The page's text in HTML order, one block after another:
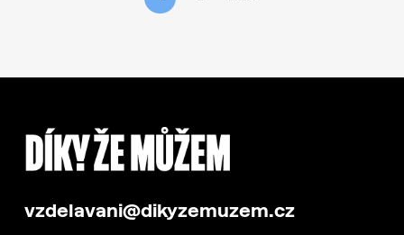
vzdelavani@dikyzemuzem.cz